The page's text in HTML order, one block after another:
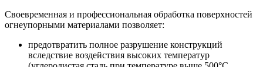
Своевременная и профессиональная обработка поверхностей
огнеупорными материалами позволяет:
предотвратить полное разрушение конструкций
вследствие воздействия высоких температур